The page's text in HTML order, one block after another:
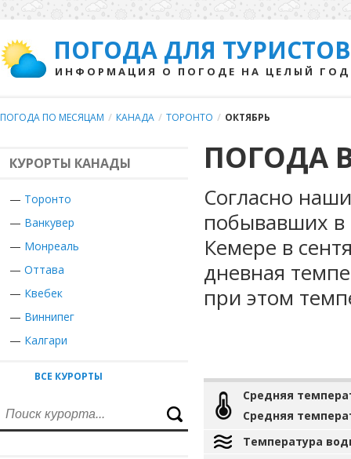
ПОГОДА ДЛЯ ТУРИСТОВ
ИНФОРМАЦИЯ О ПОГОДЕ НА ЦЕЛЫЙ ГОД
ПОГОДА ПО МЕСЯЦАМ / КАНАДА / ТОРОНТО / ОКТЯБРЬ
КУРОРТЫ КАНАДЫ
— Торонто
— Ванкувер
— Монреаль
— Оттава
— Квебек
— Виннипег
— Калгари
ВСЕ КУРОРТЫ
ПОГОДА
Согласно
побывавших в
Кемере в
дневная
при этом
Средняя
Средняя
Температура